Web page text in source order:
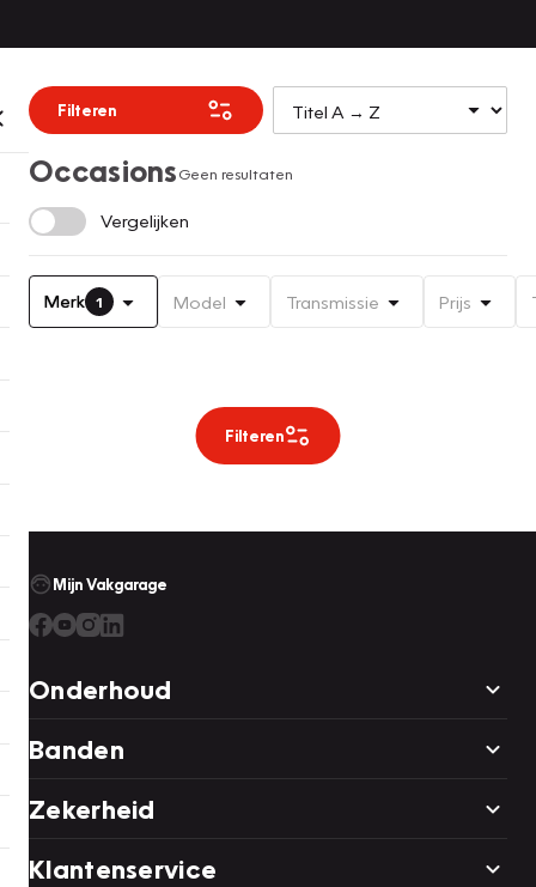
Filteren
OccasionsGeen resultaten
Vergelijken
Merk 1 Model Transmissie Prijs
Filteren
Mijn Vakgarage
Onderhoud
Banden
Zekerheid
Klantenservice